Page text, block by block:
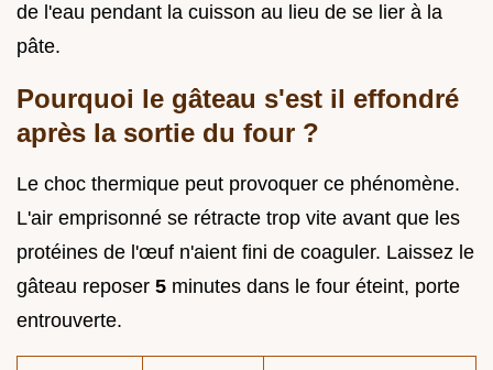
de l'eau pendant la cuisson au lieu de se lier à la
pâte.
Pourquoi le gâteau s'est il effondré
après la sortie du four ?
Le choc thermique peut provoquer ce phénomène.
L'air emprisonné se rétracte trop vite avant que les
protéines de l'œuf n'aient fini de coaguler. Laissez le
gâteau reposer 5 minutes dans le four éteint, porte
entrouverte.